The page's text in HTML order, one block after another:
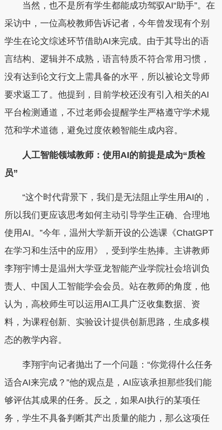
当然，也不是所有学生都能成功驾驭AI“助手”。在
采访中，一位高校教师告诉记者，今年曾发现有个别
学生在论文综述环节借助AI来完成。由于其导出的语
言结构、逻辑并不成熟，语言特质不符合常用习惯，
没有达到论文行文上需具备的水平，所以被论文导师
要求返工了。他提到，目前学校还没有引入相关的AI
平台检测通道，不过老师会提醒学生严格遵守学术规
范和学术道德，避免过度依赖智能生成内容。
人工智能领域教师：使用AI的前提是成为“质检
员”
“这个时代背景下，我们是无法阻止学生用AI的，
所以我们更应该思考如何主动引导学生正确、合理地
使用AI。”今年，温州大学新开设的公选课《ChatGPT
在学习和生活中的应用》，受到学生热捧。主讲教师
李翔宇博士是温州大学亚龙智能产业学院社会培训负
责人、中国人工智能学会会员。站在教师的角度，他
认为，高校师生可以运用AI工具广泛收集数据、资
料，为课程创新、实验设计提供创新思路，生成多模
态的教学内容。
李翔宇向记者抛出了一个问题：“你觉得什么任务
适合AI来完成？”他的观点是，AI应该承担那些我们能
够评估其成果的任务。反之，如果AI执行的某项任
务，学生不具备判断其产出质量的能力，那么这项任